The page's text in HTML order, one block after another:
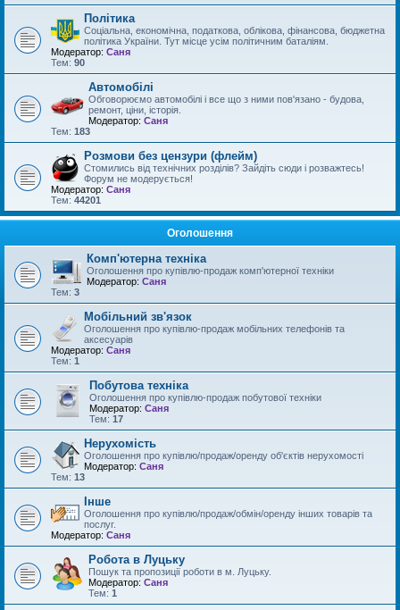
Політика
Соціальна, економічна, податкова, облікова, фінансова, бюджетна
політика України. Тут місце усім політичним баталіям.
Модератор: Саня
Тем: 90
Автомобілі
Обговорюємо автомобілі і все що з ними пов'язано - будова,
ремонт, ціни, історія.
Модератор: Саня
Тем: 183
Розмови без цензури (флейм)
Стомились від технічних розділів? Зайдіть сюди і розважтесь!
Форум не модерується!
Модератор: Саня
Тем: 44201
Оголошення
Комп'ютерна техніка
Оголошення про купівлю-продаж комп'ютерної техніки
Модератор: Саня
Тем: 3
Мобільний зв'язок
Оголошення про купівлю-продаж мобільних телефонів та
аксесуарів
Модератор: Саня
Тем: 1
Побутова техніка
Оголошення про купівлю-продаж побутової техніки
Модератор: Саня
Тем: 17
Нерухомість
Оголошення про купівлю/продаж/оренду об'єктів нерухомості
Модератор: Саня
Тем: 13
Інше
Оголошення про купівлю/продаж/обмін/оренду інших товарів та
послуг.
Модератор: Саня
Робота в Луцьку
Пошук та пропозиції роботи в м. Луцьку.
Модератор: Саня
Тем: 1